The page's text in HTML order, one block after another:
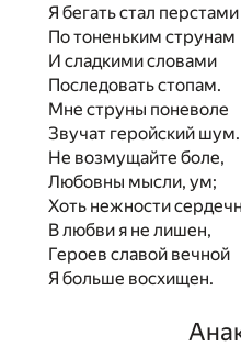
Я бегать стал перстами
По тоненьким струнам
И сладкими словами
Последовать стопам.
Мне струны поневоле
Звучат геройский шум.
Не возмущайте боле,
Любовны мысли, ум;
Хоть нежности
В любви я не лишен,
Героев славой вечной
Я больше восхищен.